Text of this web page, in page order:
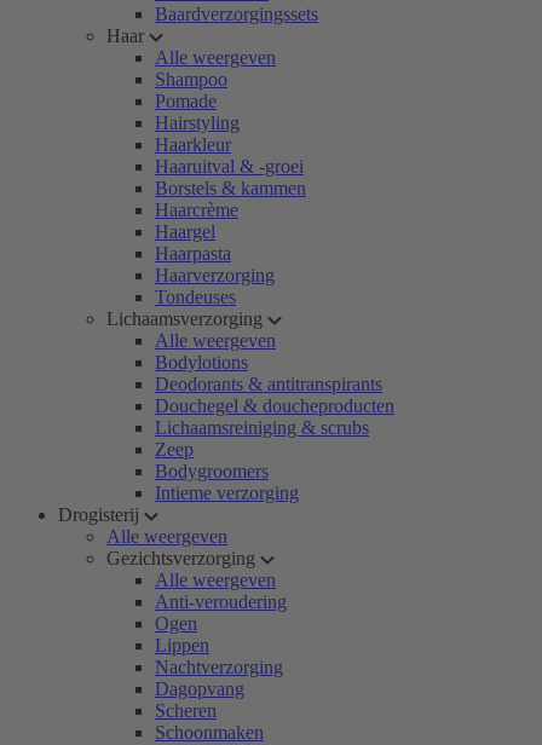
Baardverzorgingssets
Haar
Alle weergeven
Shampoo
Pomade
Hairstyling
Haarkleur
Haaruitval & -groei
Borstels & kammen
Haarcrème
Haargel
Haarpasta
Haarverzorging
Tondeuses
Lichaamsverzorging
Alle weergeven
Bodylotions
Deodorants & antitranspirants
Douchegel & doucheproducten
Lichaamsreiniging & scrubs
Zeep
Bodygroomers
Intieme verzorging
Drogisterij
Alle weergeven
Gezichtsverzorging
Alle weergeven
Anti-veroudering
Ogen
Lippen
Nachtverzorging
Dagopvang
Scheren
Schoonmaken